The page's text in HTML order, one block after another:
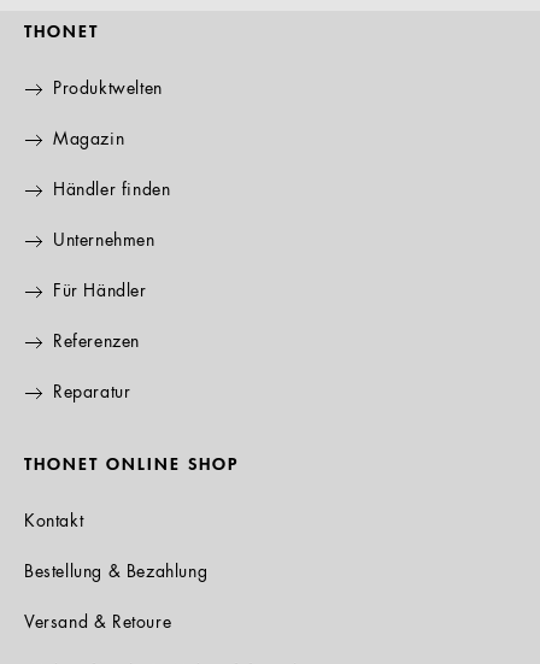
THONET
Produktwelten
Magazin
Händler finden
Unternehmen
Für Händler
Referenzen
Reparatur
THONET ONLINE SHOP
Kontakt
Bestellung & Bezahlung
Versand & Retoure